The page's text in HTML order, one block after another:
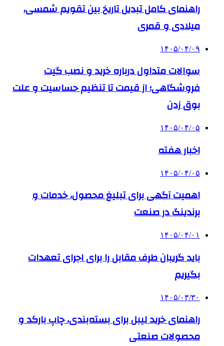
راهنمای کامل تبدیل تاریخ بین تقویم شمسی،
میلادی و قمری
۱۴۰۵/۰۴/۰۹
سوالات متداول درباره خرید و نصب گیت
فروشگاهی؛ از قیمت تا تنظیم حساسیت و علت
بوق زدن
۱۴۰۵/۰۴/۰۵
اخبار هفته
۱۴۰۵/۰۴/۰۵
اهمیت آگهی برای تبلیغ محصول، خدمات و
برندینگ در صنعت
۱۴۰۵/۰۴/۰۱
باید گریبان طرف مقابل را برای اجرای تعهدات
بگیریم
۱۴۰۵/۰۳/۳۰
راهنمای خرید لیبل برای بسته‌بندی، چاپ بارکد و
محصولات صنعتی